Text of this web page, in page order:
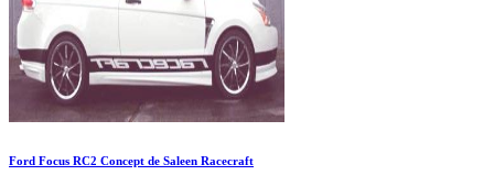
Ford Focus RC2 Concept de Saleen Racecraft